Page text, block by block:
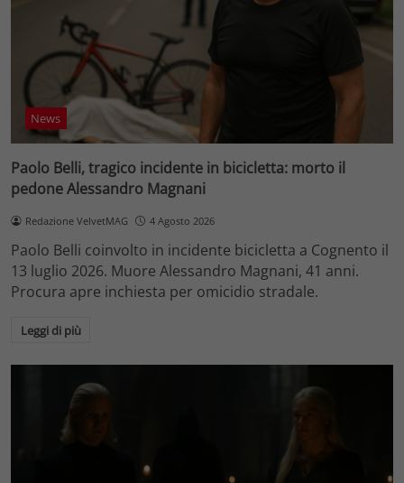
News
Paolo Belli, tragico incidente in bicicletta: morto il
pedone Alessandro Magnani
Redazione VelvetMAG 4 Agosto 2026
Paolo Belli coinvolto in incidente bicicletta a Cognento il
13 luglio 2026. Muore Alessandro Magnani, 41 anni.
Procura apre inchiesta per omicidio stradale.
Leggi di più